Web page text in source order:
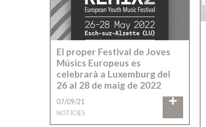
El proper Festival de Joves
Músics Europeus es
celebrarà a Luxemburg del
26 al 28 de maig de 2022
07/09/21
NOTÍCIES